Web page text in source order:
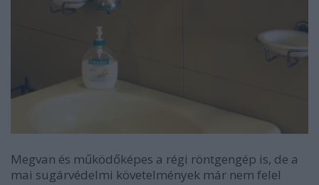
Megvan és működőképes a régi röntgengép is, de a
mai sugárvédelmi követelmények már nem felel